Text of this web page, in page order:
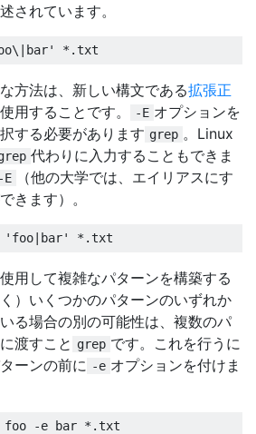
されています。
*.txt
方法は、新しい構文である拡張正
用することです。 -E オプションを
する必要があります grep 。Linux
代わりに入力することもできま
（他の大学では、エイリアスにす
きます）。
'foo|bar' *.txt
使用して複雑なパターンを構築する
）いくつかのパターンのいずれか
る場合の別の可能性は、複数のパ
渡すこと grep です。これを行うに
ーンの前に -e オプションを付けま
foo -e bar *.txt